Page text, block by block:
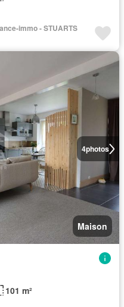
immo - STUARTS
4photos
Maison
101 m²